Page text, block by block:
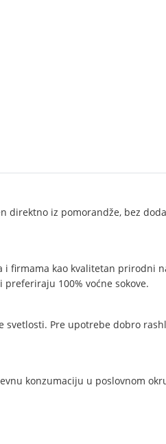
direktno iz pomorandže, bez
kao kvalitetan prirodni
100% voćne sokove.
svetlosti. Pre upotrebe dobro
konzumaciju u poslovnom